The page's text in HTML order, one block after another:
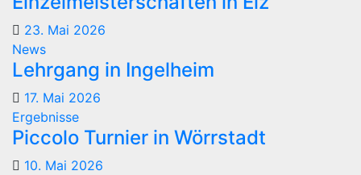
23. Mai 2026
News
Lehrgang in Ingelheim
17. Mai 2026
Ergebnisse
Piccolo Turnier in Wörrstadt
10. Mai 2026